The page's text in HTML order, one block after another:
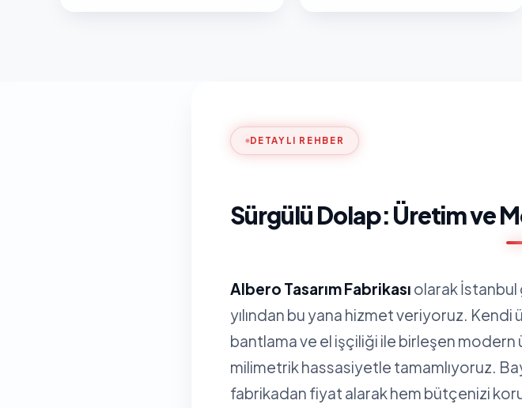
DETAYLI REHBER
Sürgülü Dolap: Üretim ve
Albero Tasarım Fabrikası olarak İstanbul
yılından bu yana hizmet veriyoruz.
bantlama ve el işçiliği ile birleşen
milimetrik hassasiyetle tamamlıyoruz.
fabrikadan fiyat alarak hem bütçenizi